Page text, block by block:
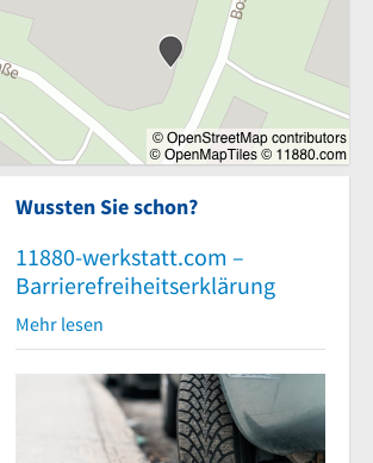
Wussten Sie schon?
11880-werkstatt.com –
Barrierefreiheitserklärung
Mehr lesen